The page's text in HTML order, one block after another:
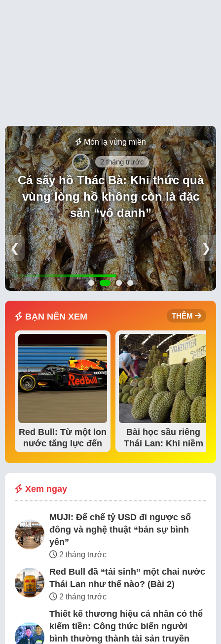
Món lạ vùng miền
2 tháng trước
Cá sấy hồ Thác Bà: Khi thức quà
vùng lòng hồ không còn là đặc
sản “vô danh”
❮ ❯
BẠN NÊN XEM THÊM
Red Bull: Từ một lon
nước tăng lực đến
đế chế thể…
Bài học sầu riêng
Thái Lan: Khi niềm
tin thị trường bắt…
Xem ngay
MUJI: Đế chế tỷ USD đi ngược số
đông và nghệ thuật “bán sự bình
yên”
2 tháng trước
Red Bull đã “tái sinh” một chai nước
Thái Lan như thế nào? (Bài 2)
2 tháng trước
Thiết kế thương hiệu cá nhân có thể
kiếm tiền: Công thức biến người
bình thường thành tài sản truyền